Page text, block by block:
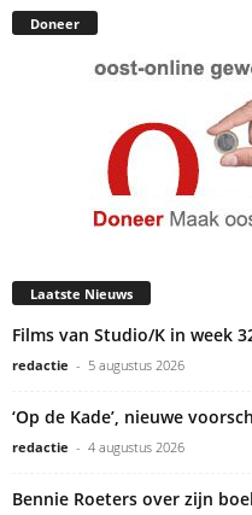
Doneer
Laatste Nieuws
Films van Studio/K in week
redactie - 5 augustus 2026
‘Op de Kade’, nieuwe
redactie - 4 augustus 2026
Bennie Roeters over zijn